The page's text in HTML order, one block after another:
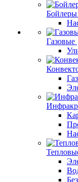
Бойлеры
Газовые